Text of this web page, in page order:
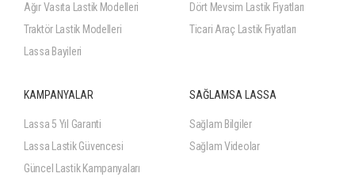
Ağır Vasıta Lastik Modelleri
Traktör Lastik Modelleri
Lassa Bayileri
Dört Mevsim Lastik Fiyatları
Ticari Araç Lastik Fiyatları
KAMPANYALAR
Lassa 5 Yıl Garanti
Lassa Lastik Güvencesi
Güncel Lastik Kampanyaları
SAĞLAMSA LASSA
Sağlam Bilgiler
Sağlam Videolar